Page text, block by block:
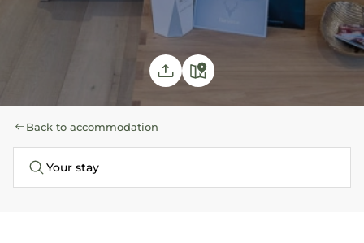
Back to accommodation
Your stay